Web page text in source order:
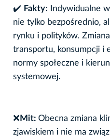
✔️ Fakty: Indywidualne
nie tylko bezpośrednio,
rynku i polityków.
transportu, konsumpcji i
normy społeczne i
systemowej.
❌ Mit: Obecna zmiana
zjawiskiem i nie ma